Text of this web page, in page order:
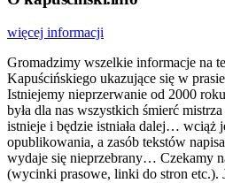
więcej informacji
Gromadzimy wszelkie informacje na
Kapuścińskiego ukazujące się w
Istniejemy nieprzerwanie od 2000
była dla nas wszystkich śmierć
istnieje i będzie istniała dalej… wciąż
opublikowania, a zasób tekstów
wydaje się nieprzebrany… Czekamy
(wycinki prasowe, linki do stron etc.).